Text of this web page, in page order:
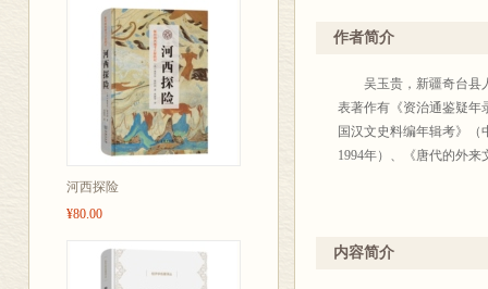
河西探险
¥80.00
和决定性影响；等等。通
严格地说，本书也不能
序，但每章多以我所讨论
是总的来说，较少从整
记载中含混不清、歧异较
称引未周，这些问题当然
高华和郭松义老师的指点
方、王小甫、宋立道、
出了许多建设性的修改意
稿，发现了许多错误，
吴玉贵
《突厥汗国与隋唐关系
作者简介
吴玉贵，新疆奇台县人
表著作有《资治通鉴疑年
国汉文史料编年辑考》
1994年）、《唐代的外
内容简介